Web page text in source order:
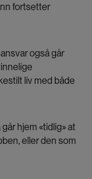
fortsetter
også går
liv med både
hjem «tidlig» at
eller den som